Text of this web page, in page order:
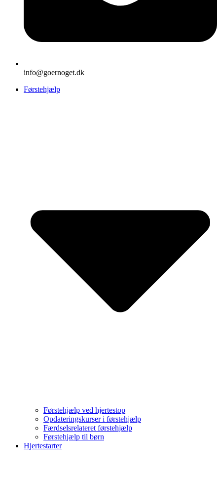
info@goernoget.dk
Førstehjælp
Førstehjælp ved hjertestop
Opdateringskurser i førstehjælp
Færdselsrelateret førstehjælp
Førstehjælp til børn
Hjertestarter